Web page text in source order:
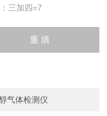
三加四=7
气体检测仪